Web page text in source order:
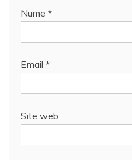
Nume *
Email *
Site web